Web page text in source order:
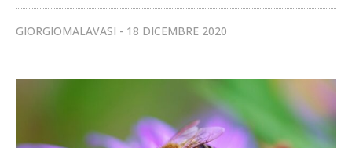
GIORGIOMALAVASI 18 DICEMBRE 2020